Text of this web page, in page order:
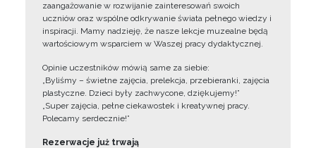
zaangażowanie w rozwijanie zainteresowań swoich
uczniów oraz wspólne odkrywanie świata pełnego wiedzy i
inspiracji. Mamy nadzieję, że nasze lekcje muzealne będą
wartościowym wsparciem w Waszej pracy dydaktycznej.
Opinie uczestników mówią same za siebie:
„Byliśmy – świetne zajęcia, prelekcja, przebieranki, zajęcia
plastyczne. Dzieci były zachwycone, dziękujemy!”
„Super zajęcia, pełne ciekawostek i kreatywnej pracy.
Polecamy serdecznie!”
Rezerwacje już trwają